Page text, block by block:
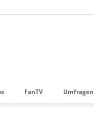
FanTV Umfragen